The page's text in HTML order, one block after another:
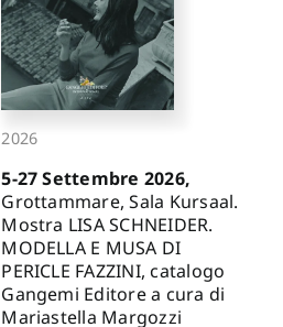
2026
5-27 Settembre 2026,
Grottammare, Sala Kursaal.
Mostra LISA SCHNEIDER.
MODELLA E MUSA DI
PERICLE FAZZINI, catalogo
Gangemi Editore a cura di
Mariastella Margozzi